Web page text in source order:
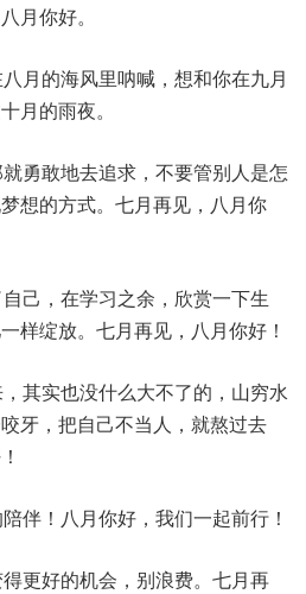
月你好。
月的海风里呐喊，想和你在九月
月的雨夜。
勇敢地去追求，不要管别人是怎
想的方式。七月再见，八月你
己，在学习之余，欣赏一下生
样绽放。七月再见，八月你好！
其实也没什么大不了的，山穷水
牙，把自己不当人，就熬过去
伴！八月你好，我们一起前行！
更好的机会，别浪费。七月再